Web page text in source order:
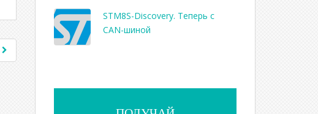
STM8S-Discovery. Теперь с
CAN-шиной